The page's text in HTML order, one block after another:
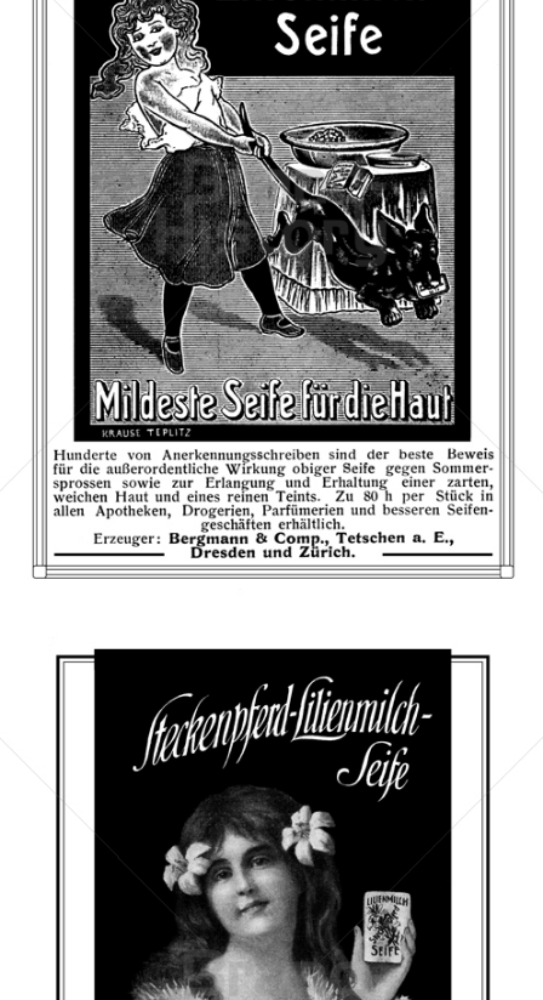
STECKENPFERD-SEIFE
Feinseifen- und Parfumfabriken Bergmann & Co., Radebeul-
Dresden
1910
Bild-ID: 66585